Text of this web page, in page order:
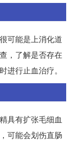
可能是上消化道
，了解是否存在
进行止血治疗。
具有扩张毛细血
可能会划伤直肠